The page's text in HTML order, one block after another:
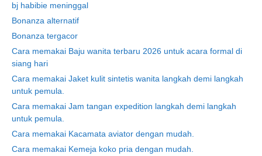
bj habibie meninggal
Bonanza alternatif
Bonanza tergacor
Cara memakai Baju wanita terbaru 2026 untuk acara formal di
siang hari
Cara memakai Jaket kulit sintetis wanita langkah demi langkah
untuk pemula.
Cara memakai Jam tangan expedition langkah demi langkah
untuk pemula.
Cara memakai Kacamata aviator dengan mudah.
Cara memakai Kemeja koko pria dengan mudah.